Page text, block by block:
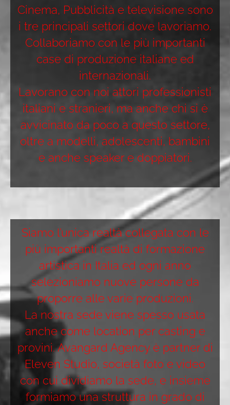
Cinema, Pubblicità e televisione sono
i tre principali settori dove lavoriamo.
Collaboriamo con le più importanti
case di produzione italiane ed
internazionali.
Lavorano con noi attori professionisti
italiani e stranieri, ma anche chi si è
avvicinato da poco a questo settore,
oltre a modelli, adolescenti, bambini
e anche speaker e doppiatori.
Siamo l’unica realtà collegata con le
più importanti realtà di formazione
artistica in Italia ed ogni anno
selezioniamo nuove persone da
proporre alle varie produzioni.
La nostra sede viene spesso usata
anche come location per casting e
provini. Avangard Agency è partner di
Eleven Studio, società foto e video
con cui dividiamo la sede, e insieme
formiamo una struttura in grado di